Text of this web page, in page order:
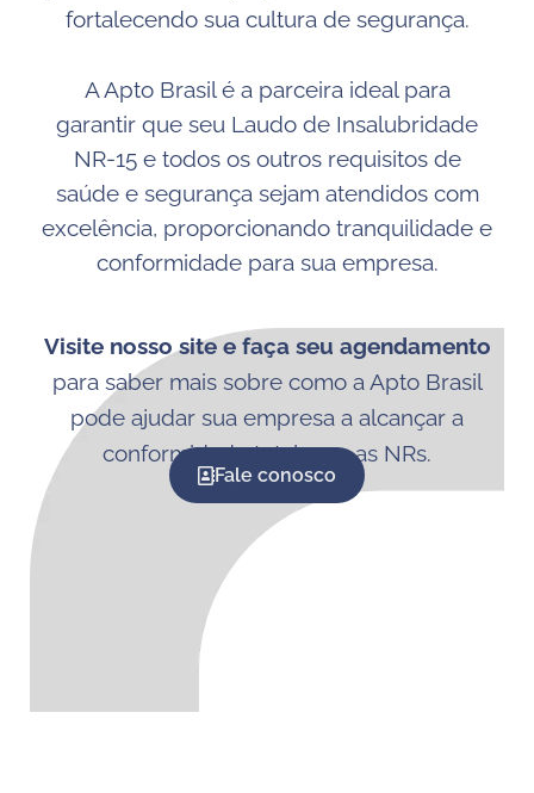
fortalecendo sua cultura de segurança.
A Apto Brasil é a parceira ideal para
garantir que seu Laudo de Insalubridade
NR-15 e todos os outros requisitos de
saúde e segurança sejam atendidos com
excelência, proporcionando tranquilidade e
conformidade para sua empresa.
Visite nosso site e faça seu agendamento
para saber mais sobre como a Apto Brasil
pode ajudar sua empresa a alcançar a
conformidade total com as NRs.
Fale conosco